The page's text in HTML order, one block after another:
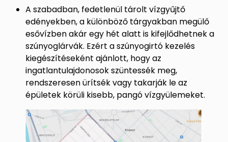
A szabadban, fedetlenül tárolt vízgyűjtő
edényekben, a különböző tárgyakban megülő
esővízben akár egy hét alatt is kifejlődhetnek a
szúnyoglárvák. Ezért a szúnyogirtó kezelés
kiegészítéseként ajánlott, hogy az
ingatlantulajdonosok szüntessék meg,
rendszeresen ürítsék vagy takarják le az
épületek körüli kisebb, pangó vízgyülemeket.